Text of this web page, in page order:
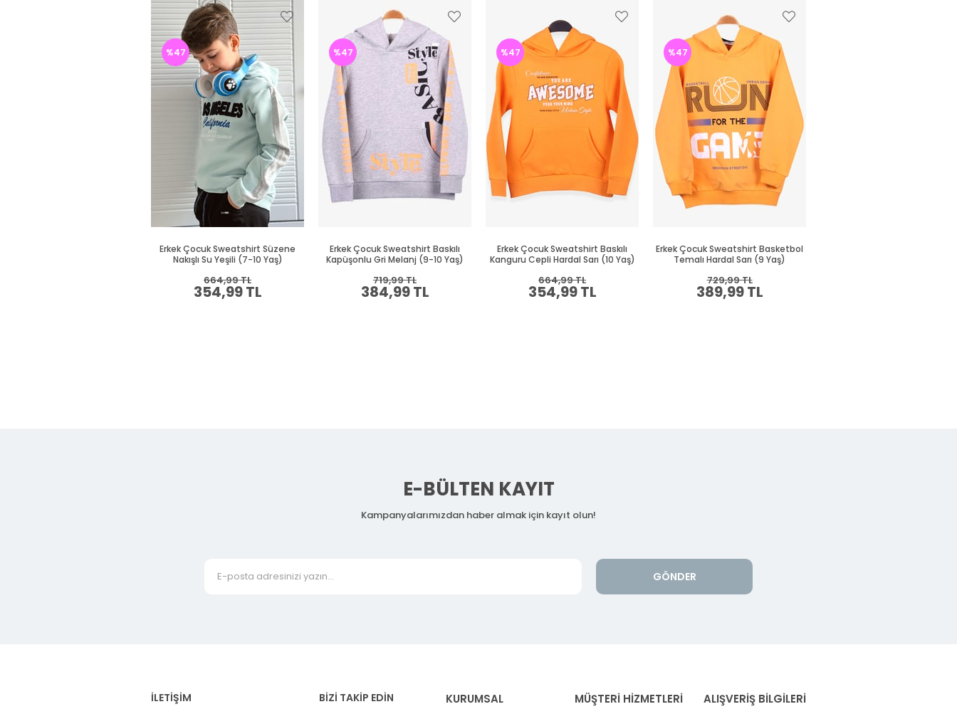
Erkek Çocuk Sweatshirt Süzene
Nakışlı Su Yeşili (7-10 Yaş)
354,99 TL
664,99 TL
%47
Erkek Çocuk Sweatshirt Baskılı
Kapüşonlu Gri Melanj (9-10 Yaş)
384,99 TL
719,99 TL
%47
Erkek Çocuk Sweatshirt Baskılı
Kanguru Cepli Hardal Sarı (10 Yaş)
354,99 TL
664,99 TL
%47
Erkek Çocuk Sweatshirt Basketbol
Temalı Hardal Sarı (9 Yaş)
389,99 TL
729,99 TL
%47
E-BÜLTEN KAYIT
Kampanyalarımızdan haber almak için kayıt olun!
GÖNDER
İLETİŞİM BİZİ TAKİP EDİN KURUMSAL MÜŞTERİ HİZMETLERİ ALIŞVERİŞ BİLGİLERİ